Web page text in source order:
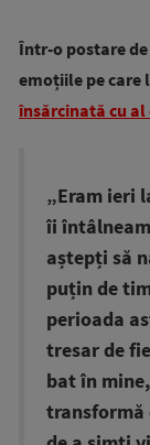
Într-o postare
emoțiile pe care
însărcinată cu
„Eram ieri
îi
aștepți să
puțin de
perioada
tresar de
bat în
transformă